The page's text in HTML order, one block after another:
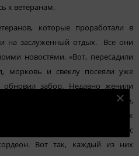
к ветеранам.
которые проработали в
на заслуженный отдых. Все они
новостями. «Вот, пересадили
морковь и свеклу посеяли уже
забор. Недавно женили
«Проведала сестру. Давайте,
попьем чай», – пригласила нас к
порога и проводили до машины с
Вот так, каждый из них